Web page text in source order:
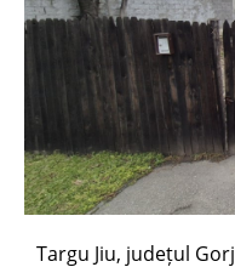
Targu Jiu, județul Gorj